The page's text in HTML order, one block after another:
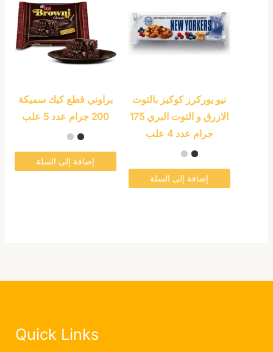
نيو يوركرز كوكيز بالتوت
الازرق و التوت البري 175
جرام عدد 4 علب
إضافة إلى السلة
براوني قطع كيك سميكة
200 جرام عدد 5 علب
إضافة إلى السلة
Quick Links